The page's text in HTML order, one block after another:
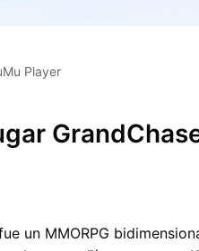
Player
un MMORPG